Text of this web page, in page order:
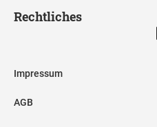
Rechtliches
Impressum
AGB